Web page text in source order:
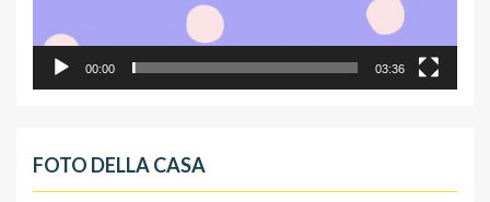
00:00 03:36
FOTO DELLA CASA